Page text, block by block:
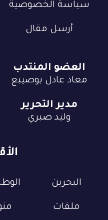
سياسة الخصوصية
أرسل مقال
البحرين
ملفات
العضو المنتدب
معاذ عادل بوصيبع
مدير التحرير
وليد صبري